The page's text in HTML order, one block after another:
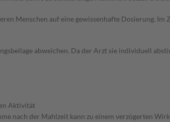
Menschen auf eine gewissenhafte Dosierung.
abweichen. Da der Arzt sie individuell
Aktivität
nach der Mahlzeit kann zu einem verzögerten